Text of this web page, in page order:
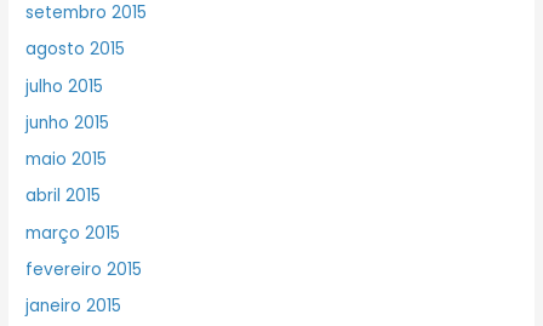
setembro 2015
agosto 2015
julho 2015
junho 2015
maio 2015
abril 2015
março 2015
fevereiro 2015
janeiro 2015